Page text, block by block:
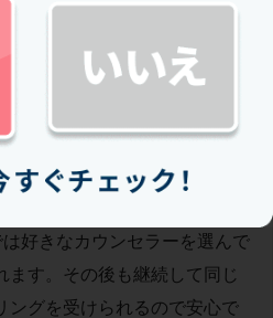
リングでは、顔写真とテキス
確認できないため、事前にカ
分に合わないカウンセラーだ
好きなカウンセラーを選んで
ます。その後も継続して同じ
ングを受けられるので安心で